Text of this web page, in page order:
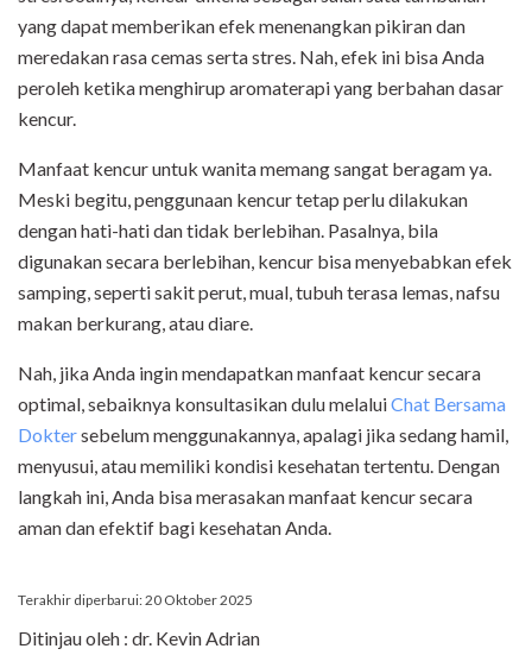
yang dapat memberikan efek menenangkan pikiran dan
meredakan rasa cemas serta stres. Nah, efek ini bisa Anda
peroleh ketika menghirup aromaterapi yang berbahan dasar
kencur.
Manfaat kencur untuk wanita memang sangat beragam ya.
Meski begitu, penggunaan kencur tetap perlu dilakukan
dengan hati-hati dan tidak berlebihan. Pasalnya, bila
digunakan secara berlebihan, kencur bisa menyebabkan efek
samping, seperti sakit perut, mual, tubuh terasa lemas, nafsu
makan berkurang, atau diare.
Nah, jika Anda ingin mendapatkan manfaat kencur secara
optimal, sebaiknya konsultasikan dulu melaluiChat Bersama
Doktersebelum menggunakannya, apalagi jika sedang hamil,
menyusui, atau memiliki kondisi kesehatan tertentu. Dengan
langkah ini, Anda bisa merasakan manfaat kencur secara
aman dan efektif bagi kesehatan Anda.
Terakhir diperbarui: 20 Oktober 2025